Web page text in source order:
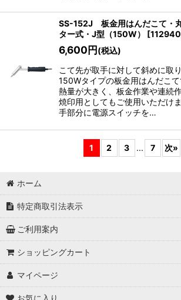
SS-152J 板金用はんだこて・
ター式・J型（150W）
[112940
6,600円(税込)
こて先が取手に対して斜めに取
150Wタイプの板金用はんだこ
熱量が大きく、板金作業や連続
焼印用としてもご使用いただけ
手部分に電源スイッチを…
1 2 3 ... 7 次»
ホーム
特定商取引法表示
ご利用案内
ショッピングカート
マイページ
お気に入り